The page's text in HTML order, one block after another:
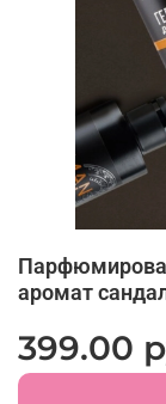
аромат
399.00